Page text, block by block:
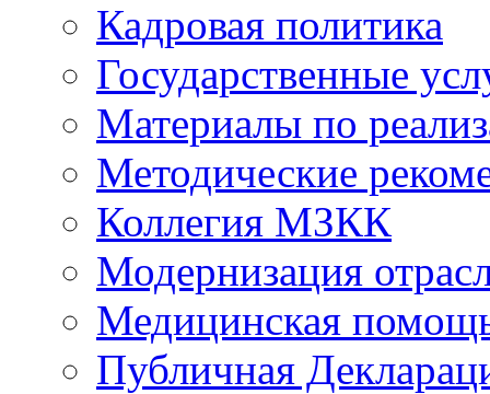
Кадровая политика
Государственные
Материалы по
Методические
Коллегия МЗКК
Модернизация
Медицинская
Публичная